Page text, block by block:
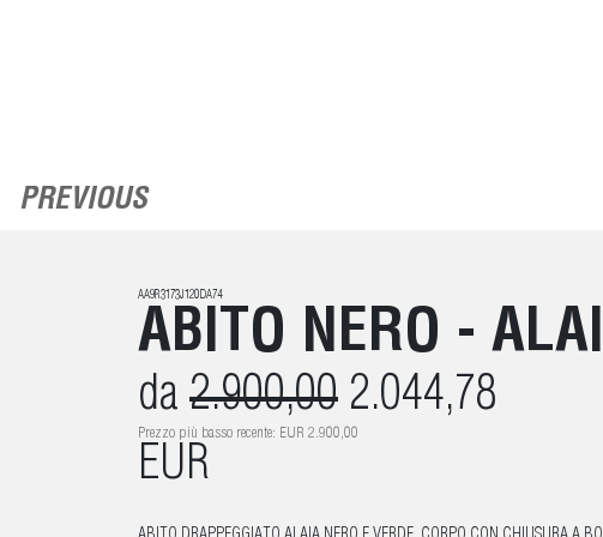
PREVIOUS
AA9R3173J120DA74
ABITO NERO -
da 2.900,00 2.044,78
Prezzo più basso recente: EUR 2.900,00
EUR